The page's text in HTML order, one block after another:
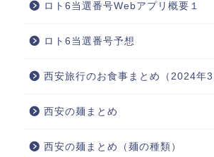
ロト6当選番号Webアプリ概要１
ロト6当選番号予想
西安旅行のお食事まとめ（2024年3
西安の麺まとめ
西安の麺まとめ（麺の種類）